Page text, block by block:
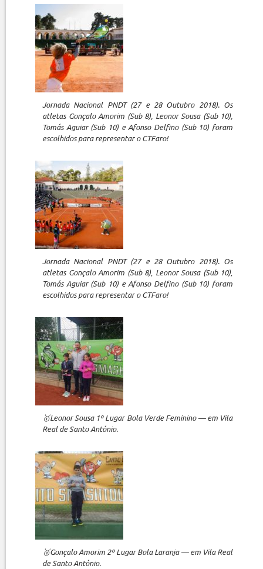
Jornada Nacional PNDT (27 e 28 Outubro 2018). Os
atletas Gonçalo Amorim (Sub 8), Leonor Sousa (Sub 10),
Tomás Aguiar (Sub 10) e Afonso Delfino (Sub 10) foram
escolhidos para representar o CTFaro!
Jornada Nacional PNDT (27 e 28 Outubro 2018). Os
atletas Gonçalo Amorim (Sub 8), Leonor Sousa (Sub 10),
Tomás Aguiar (Sub 10) e Afonso Delfino (Sub 10) foram
escolhidos para representar o CTFaro!
🥇Leonor Sousa 1º Lugar Bola Verde Feminino — em Vila
Real de Santo António.
🥈Gonçalo Amorim 2º Lugar Bola Laranja — em Vila Real
de Santo António.